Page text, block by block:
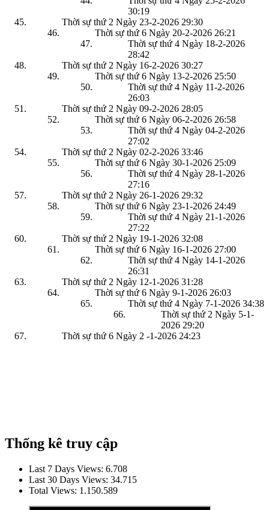
30:19
Thời sự thứ 2 Ngày 23-2-2026 29:30
Thời sự thứ 6 Ngày 20-2-2026 26:21
Thời sự thứ 4 Ngày 18-2-2026
28:42
Thời sự thứ 2 Ngày 16-2-2026 30:27
Thời sự thứ 6 Ngày 13-2-2026 25:50
Thời sự thứ 4 Ngày 11-2-2026
26:03
Thời sự thứ 2 Ngày 09-2-2026 28:05
Thời sự thứ 6 Ngày 06-2-2026 26:58
Thời sự thứ 4 Ngày 04-2-2026
27:02
Thời sự thứ 2 Ngày 02-2-2026 33:46
Thời sự thứ 6 Ngày 30-1-2026 25:09
Thời sự thứ 4 Ngày 28-1-2026
27:16
Thời sự thứ 2 Ngày 26-1-2026 29:32
Thời sự thứ 6 Ngày 23-1-2026 24:49
Thời sự thứ 4 Ngày 21-1-2026
27:22
Thời sự thứ 2 Ngày 19-1-2026 32:08
Thời sự thứ 6 Ngày 16-1-2026 27:00
Thời sự thứ 4 Ngày 14-1-2026
26:31
Thời sự thứ 2 Ngày 12-1-2026 31:28
Thời sự thứ 6 Ngày 9-1-2026 26:03
Thời sự thứ 4 Ngày 7-1-2026 34:38
Thời sự thứ 2 Ngày 5-1-
2026 29:20
Thời sự thứ 6 Ngày 2 -1-2026 24:23
Thống kê truy cập
Last 7 Days Views: 6.708
Last 30 Days Views: 34.715
Total Views: 1.150.589